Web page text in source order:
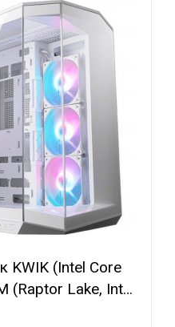
KWIK (Intel Core
(Raptor Lake, Intel
32 ГБ ОЗУ (2